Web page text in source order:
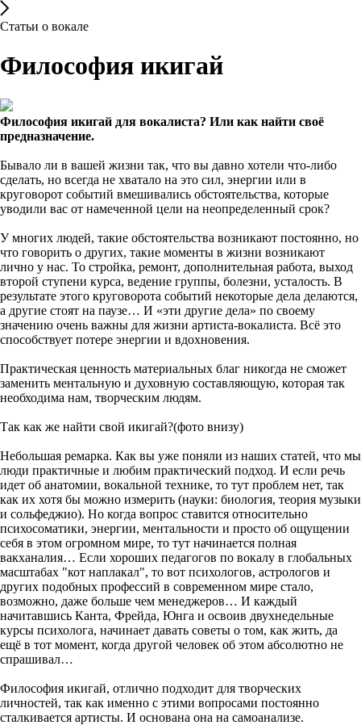
Статьи о вокале
Философия икигай
Философия икигай для вокалиста? Или как найти своё
предназначение.
Бывало ли в вашей жизни так, что вы давно хотели что-либо
сделать, но всегда не хватало на это сил, энергии или в
круговорот событий вмешивались обстоятельства, которые
уводили вас от намеченной цели на неопределенный срок?
У многих людей, такие обстоятельства возникают постоянно, но
что говорить о других, такие моменты в жизни возникают
лично у нас. То стройка, ремонт, дополнительная работа, выход
второй ступени курса, ведение группы, болезни, усталость. В
результате этого круговорота событий некоторые дела делаются,
а другие стоят на паузе… И «эти другие дела» по своему
значению очень важны для жизни артиста-вокалиста. Всё это
способствует потере энергии и вдохновения.
Практическая ценность материальных благ никогда не сможет
заменить ментальную и духовную составляющую, которая так
необходима нам, творческим людям.
Так как же найти свой икигай?(фото внизу)
Небольшая ремарка. Как вы уже поняли из наших статей, что мы
люди практичные и любим практический подход. И если речь
идет об анатомии, вокальной технике, то тут проблем нет, так
как их хотя бы можно измерить (науки: биология, теория музыки
и сольфеджио). Но когда вопрос ставится относительно
психосоматики, энергии, ментальности и просто об ощущении
себя в этом огромном мире, то тут начинается полная
вакханалия… Если хороших педагогов по вокалу в глобальных
масштабах "кот наплакал", то вот психологов, астрологов и
других подобных профессий в современном мире стало,
возможно, даже больше чем менеджеров… И каждый
начитавшись Канта, Фрейда, Юнга и освоив двухнедельные
курсы психолога, начинает давать советы о том, как жить, да
ещё в тот момент, когда другой человек об этом абсолютно не
спрашивал…
Философия икигай, отлично подходит для творческих
личностей, так как именно с этими вопросами постоянно
сталкивается артисты. И основана она на самоанализе.